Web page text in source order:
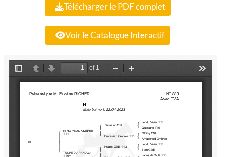
Télécharger le PDF complet
Voir le Catalogue Interactif